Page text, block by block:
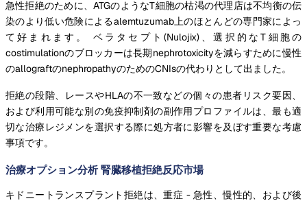
急性拒絶のために、ATGのようなT細胞の枯渇の代理店は不均衡の伝
染のより低い危険によるalemtuzumab上のほとんどの専門家によっ
て好まれます。 ベラタセプト(Nulojix)、選択的なT細胞の
costimulationのブロッカーは長期nephrotoxicityを減らすために慢性
のallograftのnephropathyのためのCNIsの代わりとして出ました。
拒絶の段階、レースやHLAの不一致などの個々の患者リスク要因、
および利用可能な別の免疫抑制剤の副作用プロファイルは、最も適
切な治療レジメンを選択する際に処方者に影響を及ぼす重要な考慮
事項です。
治療オプション分析 腎臓移植拒絶反応市場
キドニートランスプラント拒絶は、重症 - 急性、慢性的、および後